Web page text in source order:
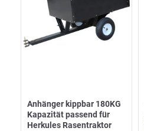
Anhänger kippbar 180KG
Kapazität passend für
Herkules Rasentraktor